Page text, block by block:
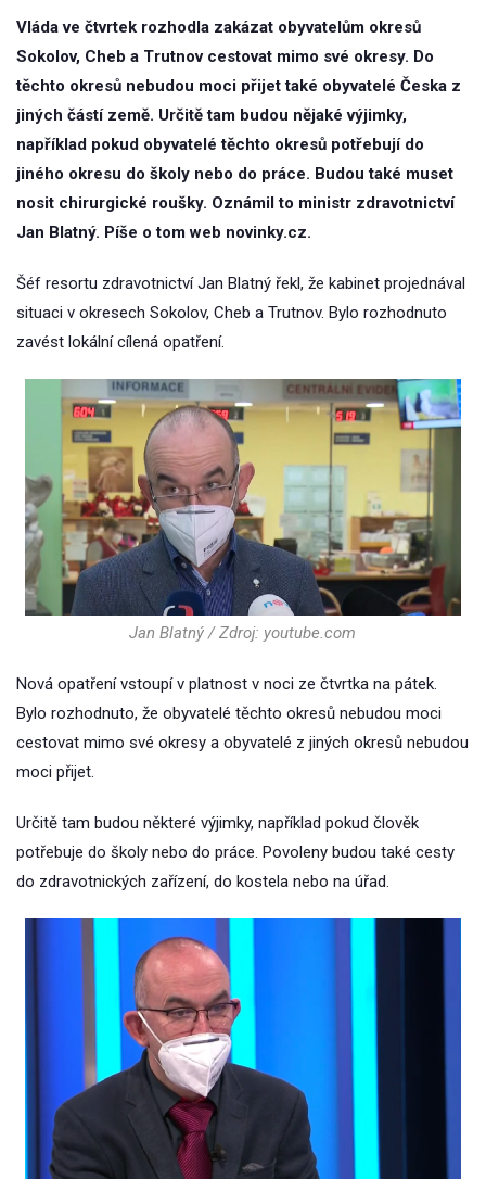
Vláda ve čtvrtek rozhodla zakázat obyvatelům okresů
Sokolov, Cheb a Trutnov cestovat mimo své okresy. Do
těchto okresů nebudou moci přijet také obyvatelé Česka z
jiných částí země. Určitě tam budou nějaké výjimky,
například pokud obyvatelé těchto okresů potřebují do
jiného okresu do školy nebo do práce. Budou také muset
nosit chirurgické roušky. Oznámil to ministr zdravotnictví
Jan Blatný. Píše o tom web novinky.cz.
Šéf resortu zdravotnictví Jan Blatný řekl, že kabinet projednával
situaci v okresech Sokolov, Cheb a Trutnov. Bylo rozhodnuto
zavést lokální cílená opatření.
Jan Blatný / Zdroj: youtube.com
Nová opatření vstoupí v platnost v noci ze čtvrtka na pátek.
Bylo rozhodnuto, že obyvatelé těchto okresů nebudou moci
cestovat mimo své okresy a obyvatelé z jiných okresů nebudou
moci přijet.
Určitě tam budou některé výjimky, například pokud člověk
potřebuje do školy nebo do práce. Povoleny budou také cesty
do zdravotnických zařízení, do kostela nebo na úřad.